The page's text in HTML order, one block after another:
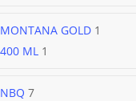
MONTANA GOLD 1
400 ML 1
NBQ 7